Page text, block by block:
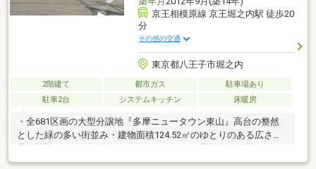
京王相模原線 京王堀之内駅 徒歩20
分
その他の交通
東京都八王子市堀之内
2階建て 都市ガス
駐車場あり
駐車2台
システムキッチン 床暖房
・全681区画の大型分譲地『多摩ニュータウン東山』高台の整然
とした緑の多い街並み・建物面積124.52㎡のゆとりのある広さ・
ロス全面張替、給湯器新規交換、モニターインターフォン新規交